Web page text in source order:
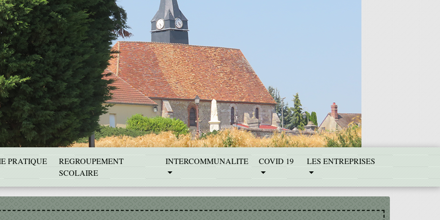
PRATIQUE
REGROUPEMENT
SCOLAIRE
INTERCOMMUNALITE COVID 19 LES ENTREPRISES